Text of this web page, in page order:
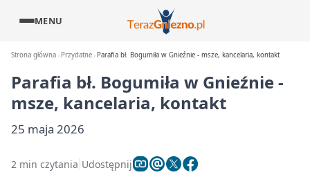
MENU
Strona główna Przydatne Parafia bł. Bogumiła w Gnieźnie - msze, kancelaria, kontakt
Parafia bł. Bogumiła w Gnieźnie -
msze, kancelaria, kontakt
25 maja 2026
2 min czytania Udostępnij